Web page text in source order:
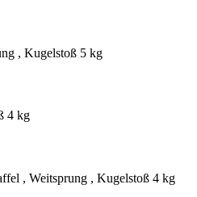
, Kugelstoß 5 kg
4 kg
, Weitsprung , Kugelstoß 4 kg